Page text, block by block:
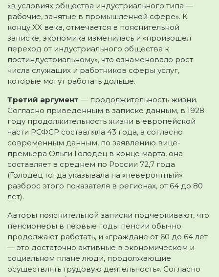
«в условиях общества индустриального типа —
рабочие, занятые в промышленной сфере». К
концу XX века, отмечается в пояснительной
записке, экономика изменилась и «произошел
переход от индустриального общества к
постиндустриальному», что ознаменовало рост
числа служащих и работников сферы услуг,
которые могут работать дольше.
Третий аргумент — продолжительность жизни.
Согласно приведенным в записке данным, в 1928
году продолжительность жизни в европейской
части РСФСР составляла 43 года, а согласно
современным данным, по заявлению вице-
премьера Ольги Голодец в конце марта, она
составляет в среднем по России 72,7 года
(Голодец тогда указывала на «невероятный»
разброс этого показателя в регионах, от 64 до 80
лет).
Авторы пояснительной записки подчеркивают, что
пенсионеры в первые годы пенсии обычно
продолжают работать, и «граждане от 60 до 64 лет
— это достаточно активные в экономическом и
социальном плане люди, продолжающие
осуществлять трудовую деятельность». Согласно